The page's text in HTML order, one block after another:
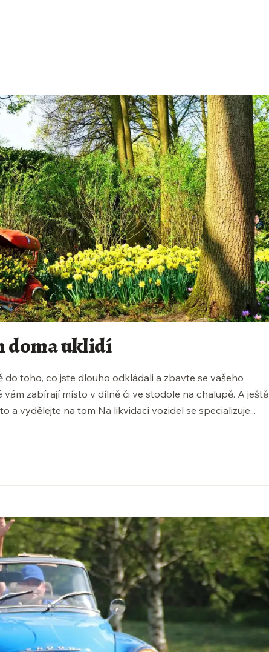
doma uklidí
do toho, co jste dlouho odkládali a zbavte se vašeho
zabírají místo v dílně či ve stodole na chalupě. A ještě
a vydělejte na tom Na likvidaci vozidel se specializuje...